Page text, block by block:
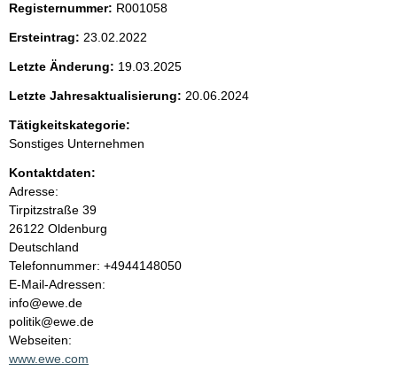
i
t
e
n
i
n
h
a
l
t
Registernummer: R001058
Ersteintrag: 23.02.2022
Letzte Änderung: 19.03.2025
Letzte Jahresaktualisierung: 20.06.2024
Tätigkeitskategorie:
Sonstiges Unternehmen
Kontaktdaten:
Adresse:
Tirpitzstraße 39
26122 Oldenburg
Deutschland
K
o
n
t
a
k
Telefonnummer: +4944148050
E-Mail-Adressen:
info@ewe.de
politik@ewe.de
Webseiten:
www.ewe.com